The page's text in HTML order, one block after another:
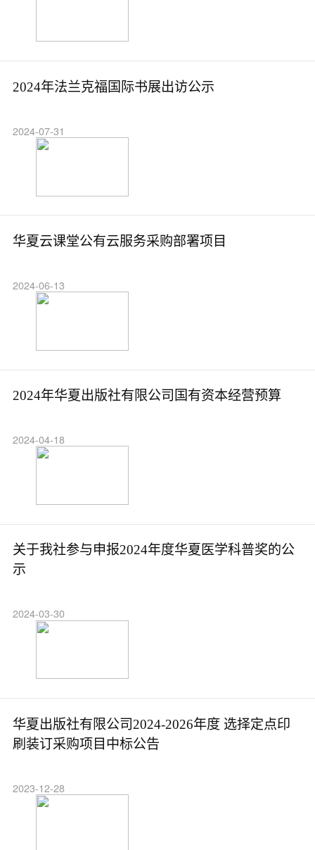
2024年法兰克福国际书展出访公示
2024-07-31
华夏云课堂公有云服务采购部署项目
2024-06-13
2024年华夏出版社有限公司国有资本经营预算
2024-04-18
关于我社参与申报2024年度华夏医学科普奖的公
示
2024-03-30
华夏出版社有限公司2024-2026年度 选择定点印
刷装订采购项目中标公告
2023-12-28